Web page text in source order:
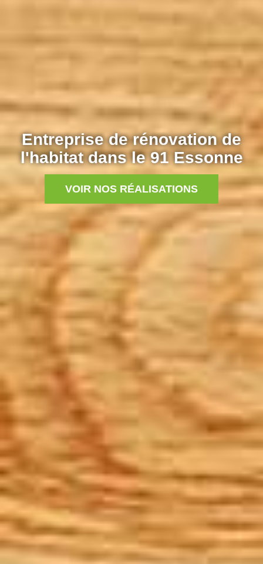
Entreprise de rénovation de
l'habitat dans le 91 Essonne
VOIR NOS RÉALISATIONS